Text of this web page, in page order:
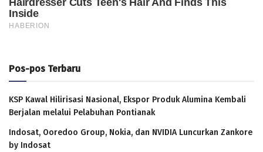
Pos-pos Terbaru
KSP Kawal Hilirisasi Nasional, Ekspor Produk Alumina Kembali
Berjalan melalui Pelabuhan Pontianak
Indosat, Ooredoo Group, Nokia, dan NVIDIA Luncurkan Zankore
by Indosat